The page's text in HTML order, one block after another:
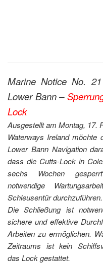
Marine Notice No.
Lower Bann –
Lock
Ausgestellt am Montag, 17.
Waterways Ireland möchte
Lower Bann Navigation
dass die Cutts-Lock in
sechs Wochen
notwendige
Schleusentür durchzuführen.
Die Schließung ist
sichere und effektive
Arbeiten zu ermöglichen.
Zeitraums ist kein
das Lock gestattet.